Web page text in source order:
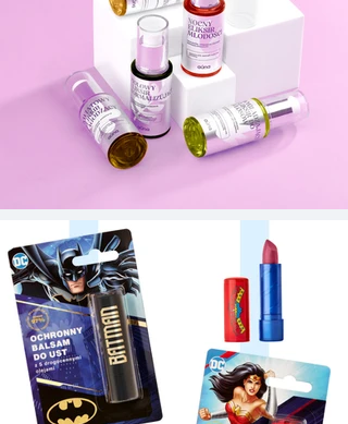
fotograficzny, z którego oboje
będziemy dumni.